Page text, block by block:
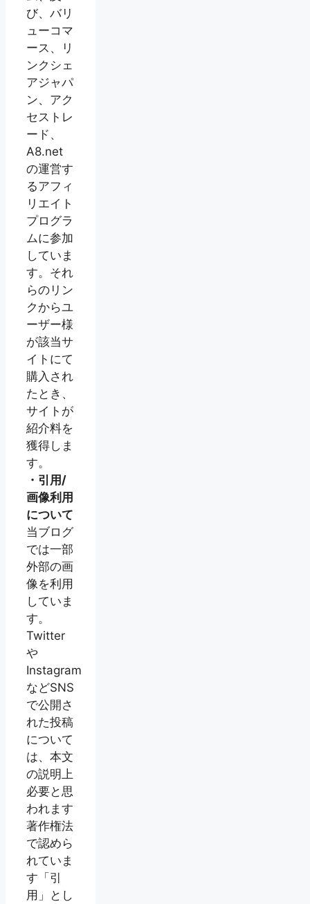
び、バリ
ューコマ
ース、リ
ンクシェ
アジャパ
ン、アク
セストレ
ード、
A8.net
の運営す
るアフィ
リエイト
プログラ
ムに参加
していま
す。それ
らのリン
クからユ
ーザー様
が該当サ
イトにて
購入され
たとき、
サイトが
紹介料を
獲得しま
す。
・引用/
画像利用
について
当ブログ
では一部
外部の画
像を利用
していま
す。
Twitter
や
Instagram
などSNS
で公開さ
れた投稿
について
は、本文
の説明上
必要と思
われます
著作権法
で認めら
れていま
す「引
用」とし